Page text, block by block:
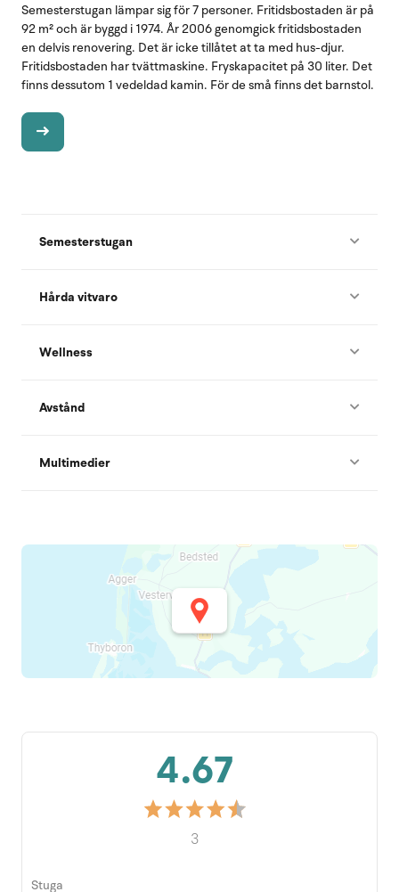
Semesterstugan lämpar sig för 7 personer. Fritidsbostaden är på
92 m² och är byggd i 1974. År 2006 genomgick fritidsbostaden
en delvis renovering. Det är icke tillåtet at ta med hus-djur.
Fritidsbostaden har tvättmaskine. Fryskapacitet på 30 liter. Det
finns dessutom 1 vedeldad kamin. För de små finns det barnstol.
Semesterstugan
Hårda vitvaro
Wellness
Avstånd
Multimedier
4.67
3
Stuga